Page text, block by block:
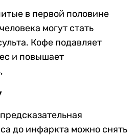
в первой половине
могут стать
Кофе подавляет
и повышает
до инфаркта можно снять